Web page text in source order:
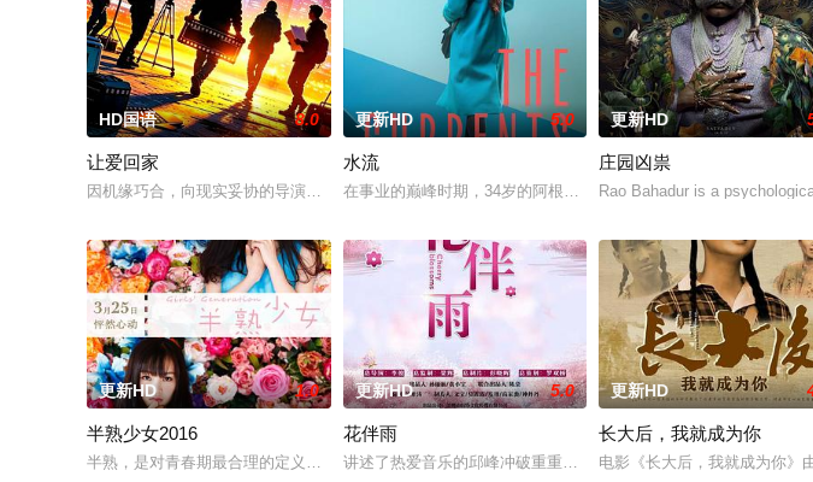
HD国语 8.0
让爱回家
因机缘巧合，向现实妥协的导演朱达仁萌生拍一部《河南人在北京》电影的念头，在说服主编姚松、老乡
更新HD 5.0
水流
在事业的巅峰时期，34岁的阿根廷造型师丽娜在瑞士的一场颁奖典
更新HD
庄园凶祟
Rao Bahadur is a
更新HD 1.0
半熟少女2016
半熟，是对青春期最合理的定义，它是梦开始的地方，没有深思熟虑，只有最单纯的坚定，然而，在这个
更新HD 5.0
花伴雨
讲述了热爱音乐的邱峰冲破重重阻力，克服种种困难，组建乐队追
更新HD
长大后，我就成为你
电影《长大后，我就成为你》